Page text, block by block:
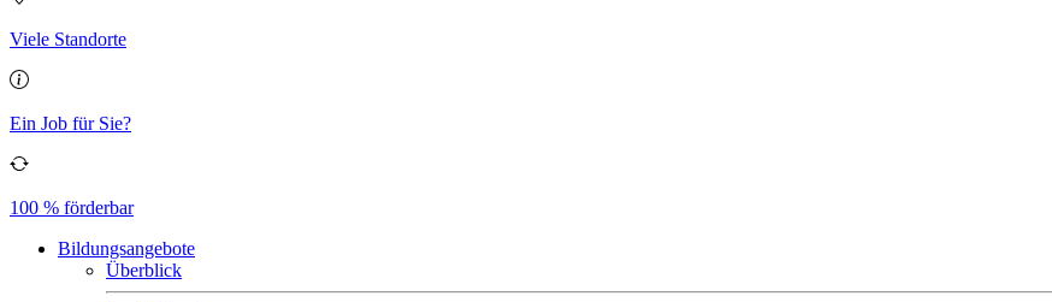
Viele Standorte
Ein Job für Sie?
100 % förderbar
Bildungsangebote
Überblick